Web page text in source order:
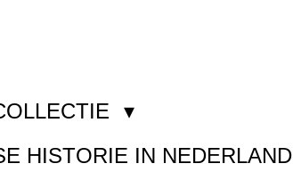
HISTORIE IN NEDERLAND